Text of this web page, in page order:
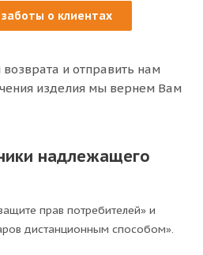
о клиентах
возврата и отправить нам
изделия мы вернем Вам
надлежащего
прав потребителей» и
дистанционным способом».